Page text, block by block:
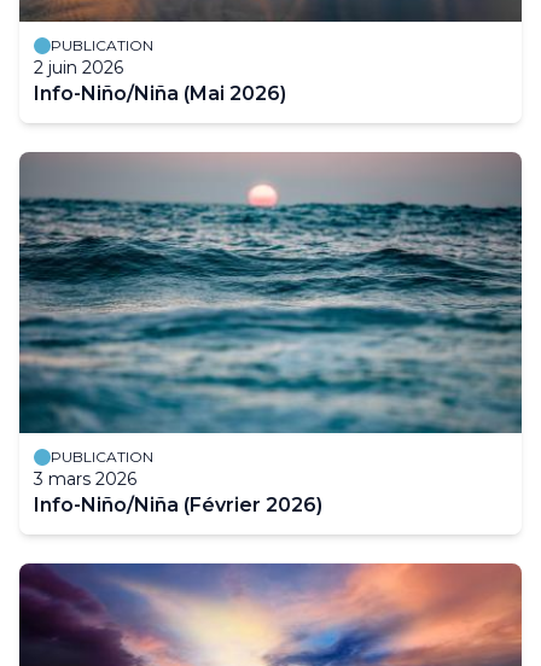
PUBLICATION
2 juin 2026
Info-Niño/Niña (Mai 2026)
PUBLICATION
3 mars 2026
Info-Niño/Niña (Février 2026)